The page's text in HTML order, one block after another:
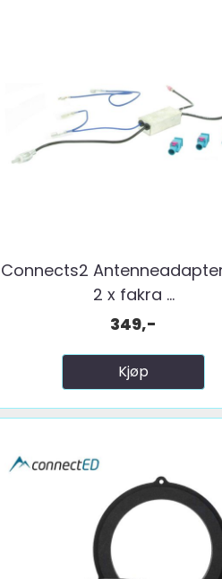
Connects2
2 x fakra ...
349,-
Kjøp